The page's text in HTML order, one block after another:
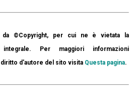
©Copyright, per cui ne è vietata la
Per maggiori informazioni
d'autore del sito visita Questa pagina.